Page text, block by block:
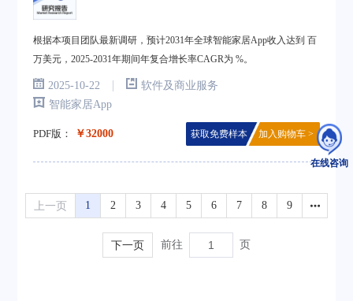
在线咨询
根据本项目团队最新调研，预计2031年全球智能家居App收入达到 百
万美元，2025-2031年期间年复合增长率CAGR为 %。
2025-10-22 |
软件及商业服务
智能家居App
PDF版： ￥32000 获取免费样本 加入购物车 >
上一页 1 2 3 4 5 6 7 8 9
下一页 前往 页